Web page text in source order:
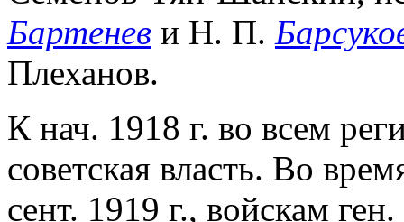
Бартенев и Н. П.
Плеханов.
К нач. 1918 г. во всем
советская власть. Во
сент. 1919 г., войскам